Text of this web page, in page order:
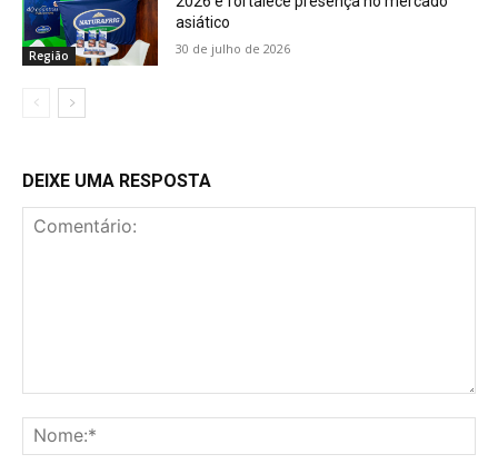
Região
asiático
30 de julho de 2026
DEIXE UMA RESPOSTA